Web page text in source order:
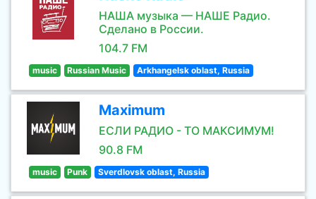
НАША музыка — НАШЕ Радио.
Сделано в России.
104.7 FM
music Russian Music Arkhangelsk oblast, Russia
Maximum
ЕСЛИ РАДИО - ТО МАКСИМУМ!
90.8 FM
music Punk Sverdlovsk oblast, Russia